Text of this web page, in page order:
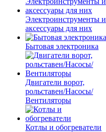
Электроинструменты и
аксессуары для них
Бытовая электроника
Двигатели ворот,
рольставен/Насосы/
Вентиляторы
Котлы и обогреватели